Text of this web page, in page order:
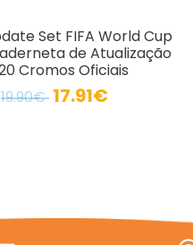
Set FIFA World Cup
de Atualização
Cromos Oficiais
19.90€ 17.91€